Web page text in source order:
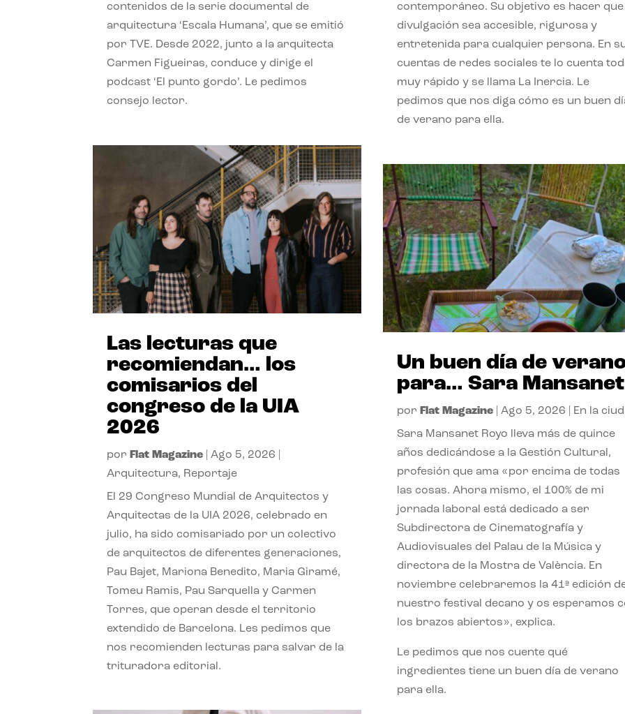
contenidos de la serie documental de
arquitectura ‘Escala Humana’, que se emitió
por TVE. Desde 2022, junto a la arquitecta
Carmen Figueiras, conduce y dirige el
podcast ‘El punto gordo’. Le pedimos
consejo lector.
Las lecturas que
recomiendan… los
comisarios del
congreso de la UIA
2026
por Flat Magazine |Ago 5, 2026
Arquitectura, Reportaje
El 29 Congreso Mundial de Arquitectos y
Arquitectas de la UIA 2026, celebrado en
julio, ha sido comisariado por un colectivo
de arquitectos de diferentes generaciones,
Pau Bajet, Mariona Benedito, Maria Giramé,
Tomeu Ramis, Pau Sarquella y Carmen
Torres, que operan desde el territorio
extendido de Barcelona. Les pedimos que
nos recomienden lecturas para salvar de la
trituradora editorial.
contemporáneo. Su objetivo es hacer que
divulgación sea accesible, rigurosa y
entretenida para cualquier persona. En
cuentas de redes sociales te lo cuenta
muy rápido y se llama La Inercia. Le
pedimos que nos diga cómo es un buen
de verano para ella.
Un buen día de
para… Sara Mansanet
por Flat Magazine| Ago 5, 2026 En la
Sara Mansanet Royo lleva más de quince
años dedicándose a la Gestión Cultural,
profesión que ama «por encima de todas
las cosas. Ahora mismo, el 100% de mi
jornada laboral está dedicado a ser
Subdirectora de Cinematografía y
Audiovisuales del Palau de la Música y
directora de la Mostra de València. En
noviembre celebraremos la 41ª edición
nuestro festival decano y os esperamos
los brazos abiertos», explica.
Le pedimos que nos cuente qué
ingredientes tiene un buen día de verano
para ella.